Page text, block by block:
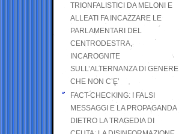
TRIONFALISTICI DA MELONI E
ALLEATI FA INCAZZARE LE
PARLAMENTARI DEL
CENTRODESTRA,
INCAROGNITE
SULL’ALTERNANZA DI GENERE
CHE NON C’E’
FACT-CHECKING: I FALSI
MESSAGGI E LA PROPAGANDA
DIETRO LA TRAGEDIA DI